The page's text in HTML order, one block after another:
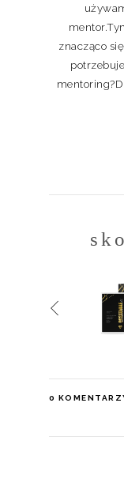
znacząco
0